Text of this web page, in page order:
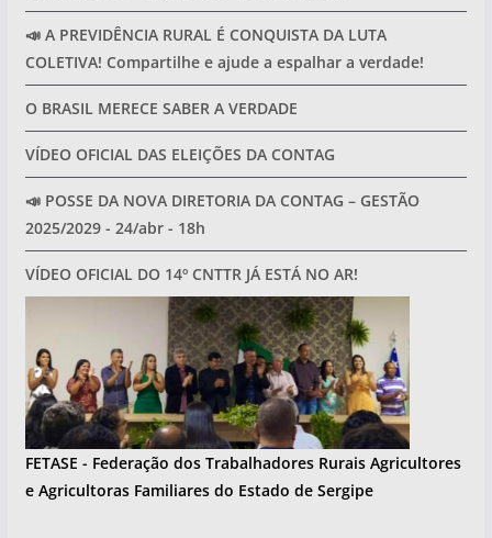
📣 A PREVIDÊNCIA RURAL É CONQUISTA DA LUTA
COLETIVA! Compartilhe e ajude a espalhar a verdade!
O BRASIL MERECE SABER A VERDADE
VÍDEO OFICIAL DAS ELEIÇÕES DA CONTAG
📣 POSSE DA NOVA DIRETORIA DA CONTAG – GESTÃO
2025/2029 - 24/abr - 18h
VÍDEO OFICIAL DO 14º CNTTR JÁ ESTÁ NO AR!
FETASE - Federação dos Trabalhadores Rurais Agricultores
e Agricultoras Familiares do Estado de Sergipe